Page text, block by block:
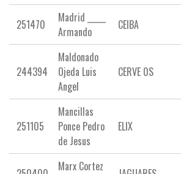
251470
Madrid _____
Armando
CEIBA
244394
Maldonado
Ojeda Luis
Angel
CERVE 0S
251105
Mancillas
Ponce Pedro
de Jesus
ELIX
Marx Cortez